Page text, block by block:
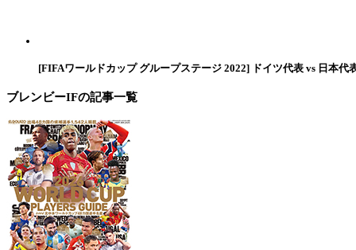
[FIFAワールドカップ グループステージ 2022] ドイツ代表 vs 日本代
ブレンビーIFの記事一覧